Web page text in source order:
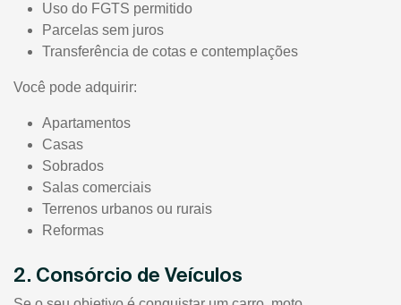
Uso do FGTS permitido
Parcelas sem juros
Transferência de cotas e contemplações
Você pode adquirir:
Apartamentos
Casas
Sobrados
Salas comerciais
Terrenos urbanos ou rurais
Reformas
2. Consórcio de Veículos